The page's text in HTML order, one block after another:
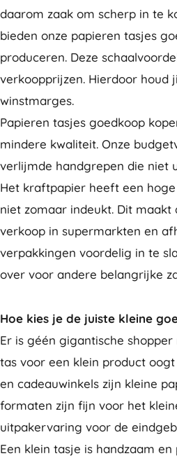
daarom zaak om scherp in te
bieden onze papieren tasjes
produceren. Deze
verkoopprijzen. Hierdoor
winstmarges.
Papieren tasjes goedkoop
mindere kwaliteit. Onze
verlijmde handgrepen die niet
Het kraftpapier heeft een
niet zomaar indeukt. Dit
verkoop in supermarkten en
verpakkingen voordelig in te
over voor andere belangrijke
Hoe kies je de juiste kleine
Er is géén gigantische
tas voor een klein product
en cadeauwinkels zijn kleine
formaten zijn fijn voor het
uitpakervaring voor de
Een klein tasje is handzaam